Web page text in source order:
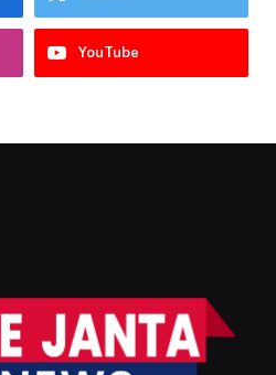
YouTube